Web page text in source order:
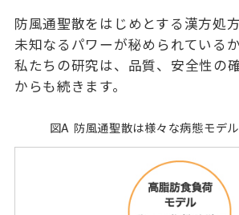
防風通聖散をはじめとする漢方処
未知なるパワーが秘められている
私たちの研究は、品質、安全性の
からも続きます。
図A 防風通聖散は様々な病態モデ